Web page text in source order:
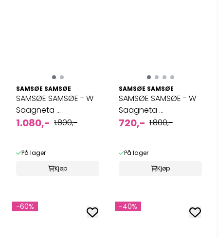
SAMSØE SAMSØE
SAMSØE SAMSØE - W
Saagneta ...
1.080,- 1.800,-
På lager
Kjøp
SAMSØE SAMSØE
SAMSØE SAMSØE - W
Saagneta ...
720,- 1.800,-
På lager
Kjøp
-60% -40%